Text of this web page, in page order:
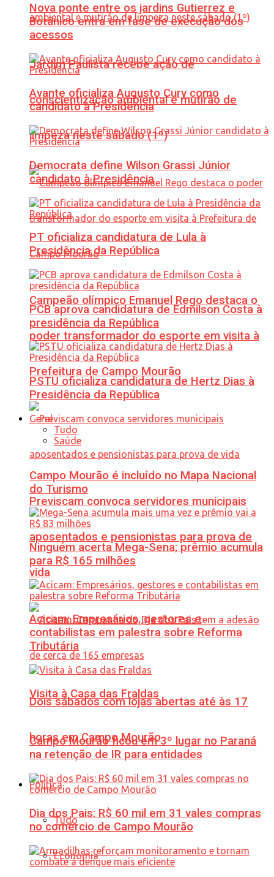
Jardim Paulista recebe ação de
conscientização ambiental e mutirão de
limpeza neste sábado (1º)
Campeão olímpico Emanuel Rego destaca o
poder transformador do esporte em visita à
Prefeitura de Campo Mourão
Previscam convoca servidores municipais
aposentados e pensionistas para prova de
vida
Dois sábados com lojas abertas até às 17
horas em Campo Mourão
Política
Tudo
Economia
Nova ponte entre os jardins Gutierrez e
Botânico entra em fase de execução dos
acessos
Avante oficializa Augusto Cury como
candidato à Presidência
Democrata define Wilson Grassi Júnior
candidato à Presidência
PT oficializa candidatura de Lula à
Presidência da República
PCB aprova candidatura de Edmilson Costa à
presidência da República
PSTU oficializa candidatura de Hertz Dias à
Presidência da República
Geral
Tudo
Saúde
Campo Mourão é incluído no Mapa Nacional
do Turismo
Ninguém acerta Mega-Sena; prêmio acumula
para R$ 165 milhões
Acicam: Empresários, gestores e
contabilistas em palestra sobre Reforma
Tributária
Visita à Casa das Fraldas
Campo Mourão ficou em 3º lugar no Paraná
na retenção de IR para entidades
Dia dos Pais: R$ 60 mil em 31 vales compras
no comércio de Campo Mourão